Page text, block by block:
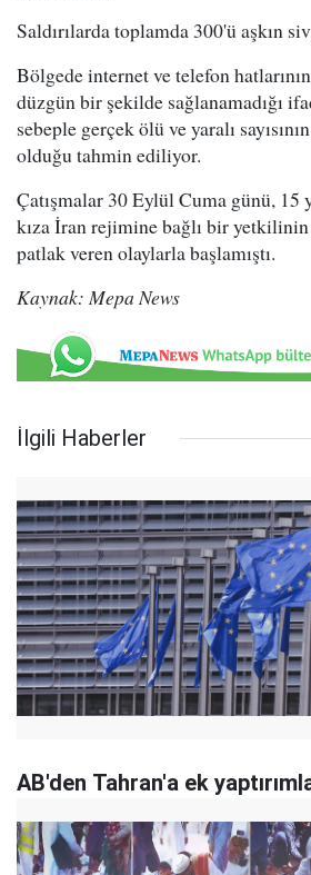
Saldırılarda toplamda 300'ü aşkın
Bölgede internet ve telefon
düzgün bir şekilde sağlanamadığı
sebeple gerçek ölü ve yaralı
olduğu tahmin ediliyor.
Çatışmalar 30 Eylül Cuma günü, 15
kıza İran rejimine bağlı bir yetkilinin
patlak veren olaylarla başlamıştı.
Kaynak: Mepa News
İlgili Haberler
AB'den Tahran'a ek